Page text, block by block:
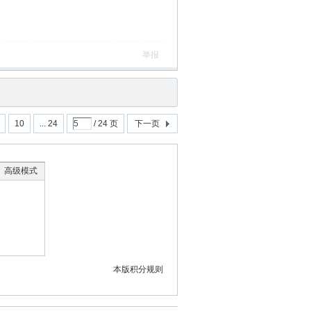
举报
10 ... 24 / 24 页 下一页
高级模式
本版积分规则